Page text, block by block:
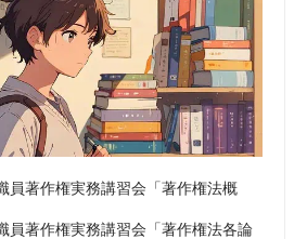
員著作権実務講習会「著作権法概
員著作権実務講習会「著作権法各論